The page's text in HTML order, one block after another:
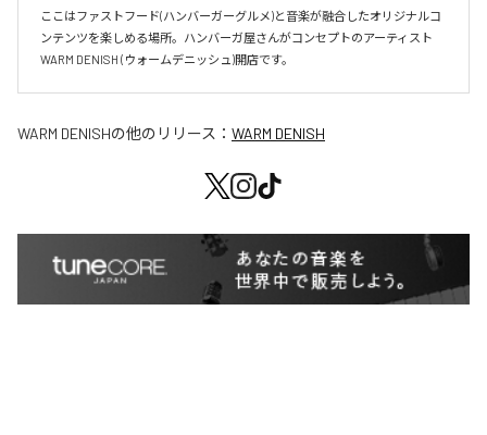
ここはファストフード(ハンバーガーグルメ)と音楽が融合したオリジナルコ
ンテンツを楽しめる場所。ハンバーガ屋さんがコンセプトのアーティスト
WARM DENISH (ウォームデニッシュ)開店です。
WARM DENISHの他のリリース： WARM DENISH